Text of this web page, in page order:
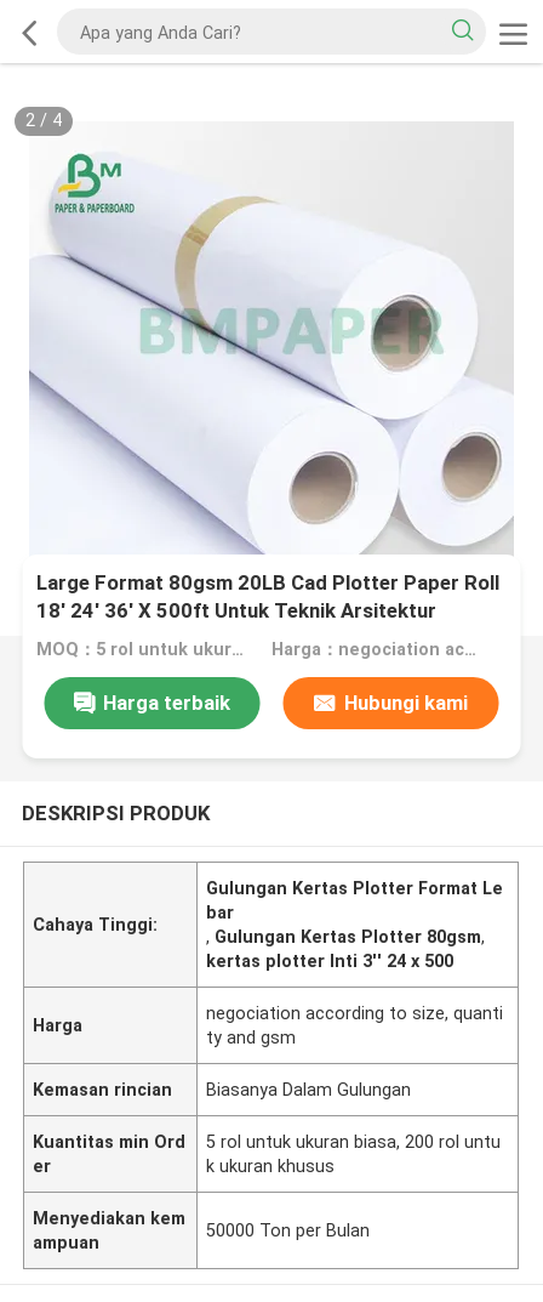
2/ 4
Large Format 80gsm 20LB Cad Plotter Paper Roll
18' 24' 36' X 500ft Untuk Teknik Arsitektur
Gambar
MOQ：5 rol untuk ukuran biasa, 200 rol untuk ukuran khusus Harga：negociation according to size, quantity and gsm
Harga terbaik Hubungi kami
DESKRIPSI PRODUK
Cahaya Tinggi:
Gulungan Kertas Plotter Format Le
bar
, Gulungan Kertas Plotter 80gsm,
kertas plotter Inti 3'' 24 x 500
Harga
negociation according to size, quanti
ty and gsm
Kemasan rincian Biasanya Dalam Gulungan
Kuantitas min Ord
er
5 rol untuk ukuran biasa, 200 rol untu
k ukuran khusus
Menyediakan kem
ampuan
50000 Ton per Bulan